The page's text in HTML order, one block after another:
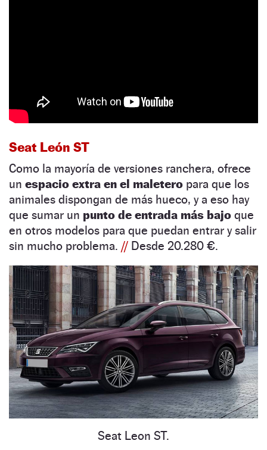
Seat León ST
Como la mayoría de versiones ranchera, ofrece
un espacio extra en el maletero para que los
animales dispongan de más hueco, y a eso hay
que sumar un punto de entrada más bajo que
en otros modelos para que puedan entrar y salir
sin mucho problema. // Desde 20.280 €.
Seat Leon ST.